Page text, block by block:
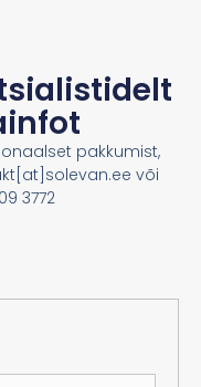
pakkumist,
või
3772